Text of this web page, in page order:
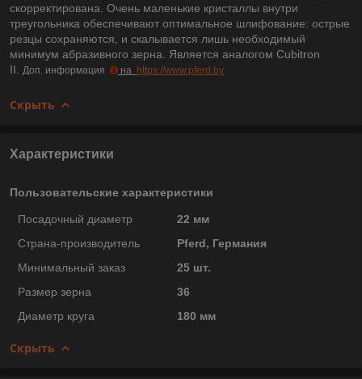
скорректирована. Очень маленькие кристаллы внутри
треугольника обеспечивают оптимальное шлифование: острые
резцы сохраняются, и скалывается лишь необходимый
минимум абразивного зерна. Является аналогом Cubitron
II.
Доп. информация на https://www.pferd.by
Скрыть
Характеристики
Пользовательские характеристики
Посадочный диаметр
22 мм
Страна-производитель
Pferd, Германия
Минимальный заказ
25 шт.
Размер зерна
36
Диаметр круга
180 мм
Скрыть